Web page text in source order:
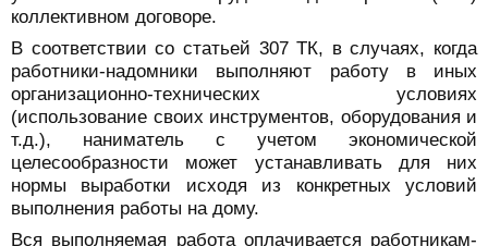
коллективном договоре.
В соответствии со статьей 307 ТК, в случаях, когда
работники-надомники выполняют работу в иных
организационно-технических условиях
(использование своих инструментов, оборудования и
т.д.), наниматель с учетом экономической
целесообразности может устанавливать для них
нормы выработки исходя из конкретных условий
выполнения работы на дому.
Вся выполняемая работа оплачивается работникам-